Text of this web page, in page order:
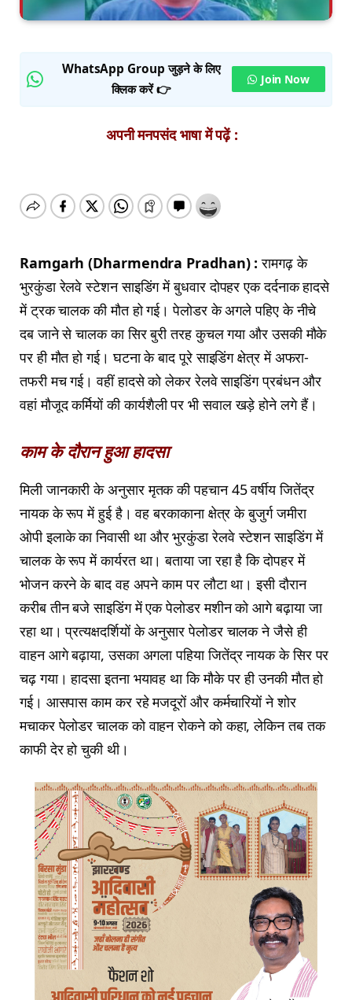
WhatsApp Group जुड़ने के लिए
क्लिक करें 👉
Join Now
अपनी मनपसंद भाषा में पढ़ें :
Ramgarh (Dharmendra Pradhan) : रामगढ़ के
भुरकुंडा रेलवे स्टेशन साइडिंग में बुधवार दोपहर एक दर्दनाक हादसे
में ट्रक चालक की मौत हो गई। पेलोडर के अगले पहिए के नीचे
दब जाने से चालक का सिर बुरी तरह कुचल गया और उसकी मौके
पर ही मौत हो गई। घटना के बाद पूरे साइडिंग क्षेत्र में अफरा-
तफरी मच गई। वहीं हादसे को लेकर रेलवे साइडिंग प्रबंधन और
वहां मौजूद कर्मियों की कार्यशैली पर भी सवाल खड़े होने लगे हैं।
काम के दौरान हुआ हादसा
मिली जानकारी के अनुसार मृतक की पहचान 45 वर्षीय जितेंद्र
नायक के रूप में हुई है। वह बरकाकाना क्षेत्र के बुजुर्ग जमीरा
ओपी इलाके का निवासी था और भुरकुंडा रेलवे स्टेशन साइडिंग में
चालक के रूप में कार्यरत था। बताया जा रहा है कि दोपहर में
भोजन करने के बाद वह अपने काम पर लौटा था। इसी दौरान
करीब तीन बजे साइडिंग में एक पेलोडर मशीन को आगे बढ़ाया जा
रहा था। प्रत्यक्षदर्शियों के अनुसार पेलोडर चालक ने जैसे ही
वाहन आगे बढ़ाया, उसका अगला पहिया जितेंद्र नायक के सिर पर
चढ़ गया। हादसा इतना भयावह था कि मौके पर ही उनकी मौत हो
गई। आसपास काम कर रहे मजदूरों और कर्मचारियों ने शोर
मचाकर पेलोडर चालक को वाहन रोकने को कहा, लेकिन तब तक
काफी देर हो चुकी थी।